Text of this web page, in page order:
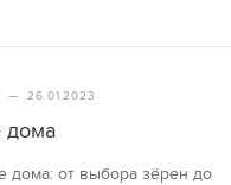
— 26.01.2023
дома
дома: от выбора зёрен до